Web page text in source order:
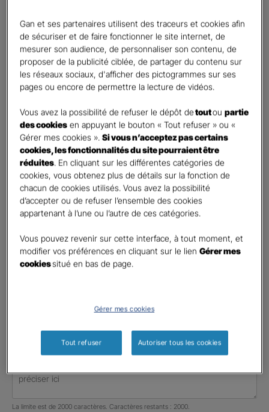
Vos informations :
Etes-vous déjà client Gan assurances ?*
Oui
Non
Madame
Monsieur
Contact*
First Last
Votre profession
Téléphone *
Informations complémentaires (facultatif)
Nombre de caractères restants :2000 caractères restants
La limite est de 2000 caractères. Caractères restants : 2000.
Gan et ses partenaires utilisent des traceurs et cookies afin
de sécuriser et de faire fonctionner le site internet, de
mesurer son audience, de personnaliser son contenu, de
proposer de la publicité ciblée, de partager du contenu sur
les réseaux sociaux, d'afficher des pictogrammes sur ses
pages ou encore de permettre la lecture de vidéos.
Vous avez la possibilité de refuser le dépôt detoutoupartie
des cookies en appuyant le bouton « Tout refuser » ou «
Gérer mes cookies ».Si vous n’acceptez pas certains
cookies, les fonctionnalités du site pourraient être
réduites . En cliquant sur les différentes catégories de
cookies, vous obtenez plus de détails sur la fonction de
chacun de cookies utilisés. Vous avez la possibilité
d’accepter ou de refuser l’ensemble des cookies
appartenant à l’une ou l’autre de ces catégories.
Vous pouvez revenir sur cette interface, à tout moment, et
modifier vos préférences en cliquant sur le lienGérer mes
cookiessitué en bas de page.
Gérer mes cookies
Tout refuser Autoriser tous les cookies